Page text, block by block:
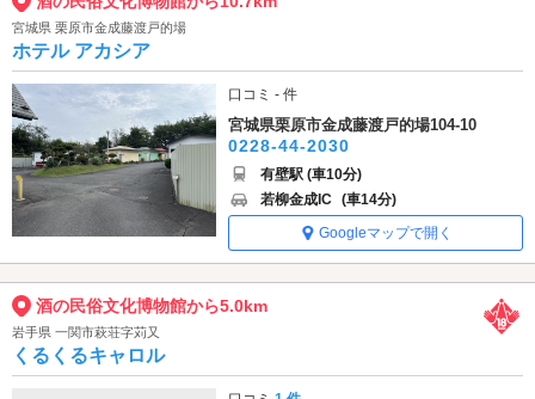
宮城県 栗原市金成藤渡戸的場
ホテル アカシア
口コミ - 件
宮城県栗原市金成藤渡戸的場104-10
0228-44-2030
有壁駅 (車10分)
若柳金成IC (車14分)
Googleマップで開く
酒の民俗文化博物館から5.0km
岩手県 一関市萩荘字苅又
くるくるキャロル